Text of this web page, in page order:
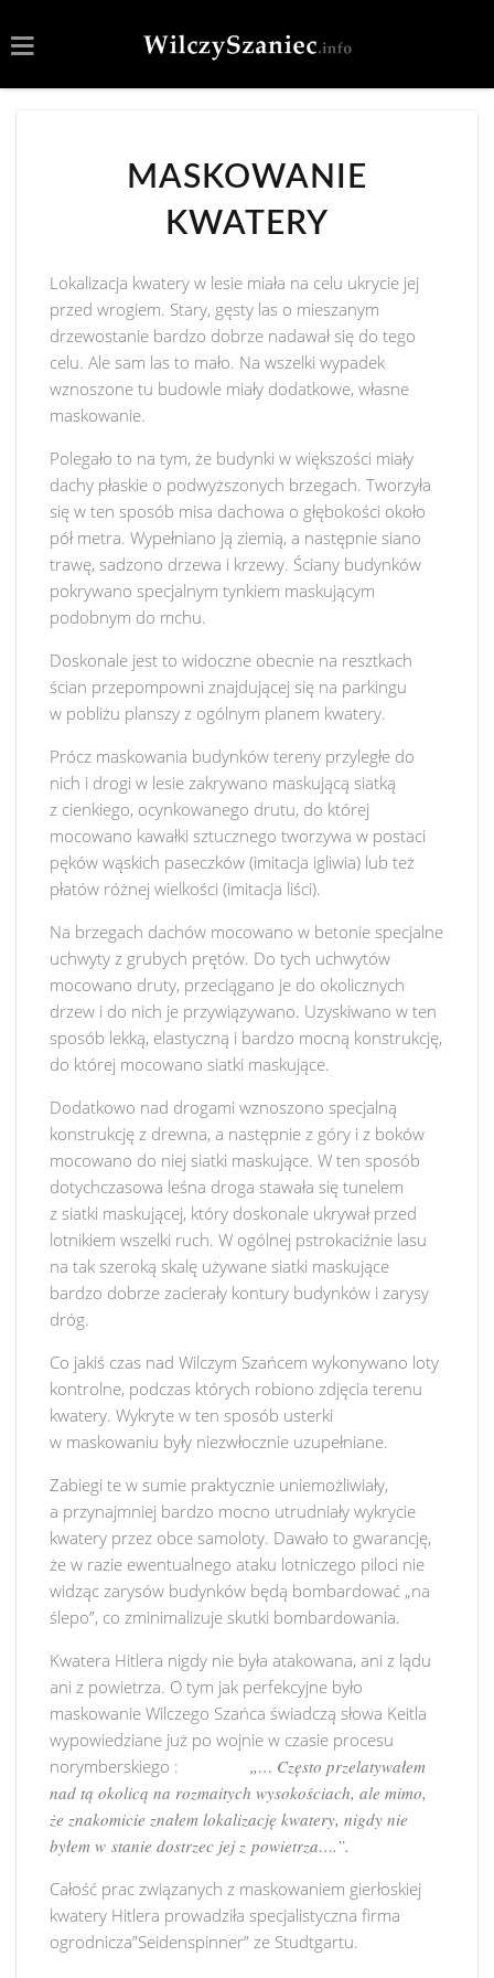
MASKOWANIE
KWATERY
Lokalizacja kwatery w lesie miała na celu ukrycie jej
przed wrogiem. Stary, gęsty las o mieszanym
drzewostanie bardzo dobrze nadawał się do tego
celu. Ale sam las to mało. Na wszelki wypadek
wznoszone tu budowle miały dodatkowe, własne
maskowanie.
Polegało to na tym, że budynki w większości miały
dachy płaskie o podwyższonych brzegach. Tworzyła
się w ten sposób misa dachowa o głębokości około
pół metra. Wypełniano ją ziemią, a następnie siano
trawę, sadzono drzewa i krzewy. Ściany budynków
pokrywano specjalnym tynkiem maskującym
podobnym do mchu.
Doskonale jest to widoczne obecnie na resztkach
ścian przepompowni znajdującej się na parkingu
w pobliżu planszy z ogólnym planem kwatery.
Prócz maskowania budynków tereny przyległe do
nich i drogi w lesie zakrywano maskującą siatką
z cienkiego, ocynkowanego drutu, do której
mocowano kawałki sztucznego tworzywa w postaci
pęków wąskich paseczków (imitacja igliwia) lub też
płatów różnej wielkości (imitacja liści).
Na brzegach dachów mocowano w betonie specjalne
uchwyty z grubych prętów. Do tych uchwytów
mocowano druty, przeciągano je do okolicznych
drzew i do nich je przywiązywano. Uzyskiwano w ten
sposób lekką, elastyczną i bardzo mocną konstrukcję,
do której mocowano siatki maskujące.
Dodatkowo nad drogami wznoszono specjalną
konstrukcję z drewna, a następnie z góry i z boków
mocowano do niej siatki maskujące. W ten sposób
dotychczasowa leśna droga stawała się tunelem
z siatki maskującej, który doskonale ukrywał przed
lotnikiem wszelki ruch. W ogólnej pstrokaciźnie lasu
na tak szeroką skalę używane siatki maskujące
bardzo dobrze zacierały kontury budynków i zarysy
dróg.
Co jakiś czas nad Wilczym Szańcem wykonywano loty
kontrolne, podczas których robiono zdjęcia terenu
kwatery. Wykryte w ten sposób usterki
w maskowaniu były niezwłocznie uzupełniane.
Zabiegi te w sumie praktycznie uniemożliwiały,
a przynajmniej bardzo mocno utrudniały wykrycie
kwatery przez obce samoloty. Dawało to gwarancję,
że w razie ewentualnego ataku lotniczego piloci nie
widząc zarysów budynków będą bombardować „na
ślepo”, co zminimalizuje skutki bombardowania.
Kwatera Hitlera nigdy nie była atakowana, ani z lądu
ani z powietrza. O tym jak perfekcyjne było
maskowanie Wilczego Szańca świadczą słowa Keitla
wypowiedziane już po wojnie w czasie procesu
norymberskiego : „… Często przelatywałem
nad tą okolicą na rozmaitych wysokościach, ale mimo,
że znakomicie znałem lokalizację kwatery, nigdy nie
byłem w stanie dostrzec jej z powietrza….”.
Całość prac związanych z maskowaniem gierłoskiej
kwatery Hitlera prowadziła specjalistyczna firma
ogrodnicza”Seidenspinner” ze Studtgartu.